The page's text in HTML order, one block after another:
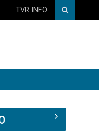
TVR INFO